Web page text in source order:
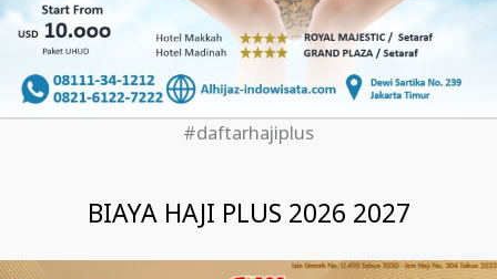
#daftarhajiplus
BIAYA HAJI PLUS 2026 2027